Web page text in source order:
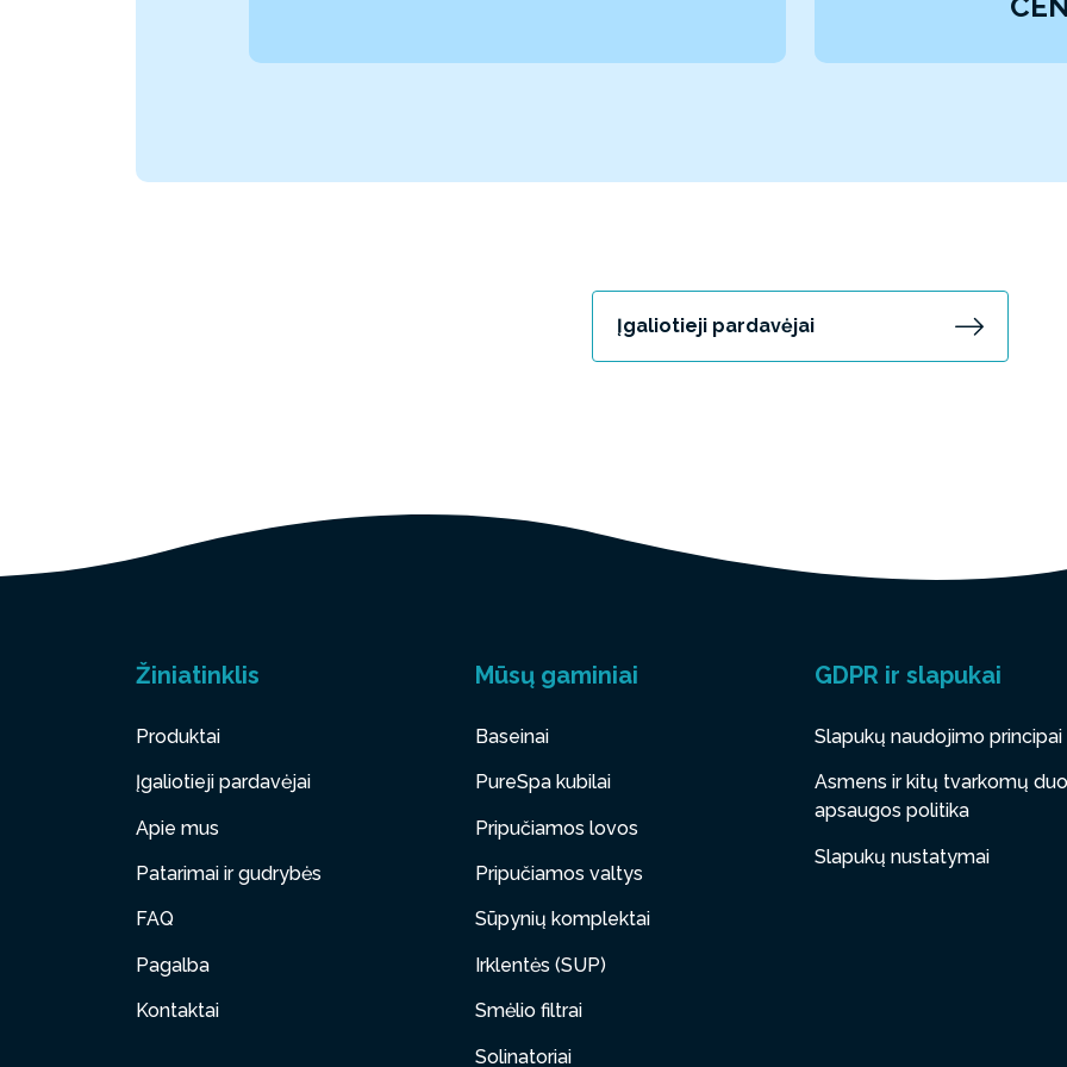
Įgaliotieji pardavėjai
Žiniatinklis
Produktai
Įgaliotieji pardavėjai
Apie mus
Patarimai ir gudrybės
FAQ
Pagalba
Kontaktai
Mūsų gaminiai
Baseinai
PureSpa kubilai
Pripučiamos lovos
Pripučiamos valtys
Sūpynių komplektai
Irklentės (SUP)
Smėlio filtrai
Solinatoriai
GDPR ir slapukai
Slapukų naudojimo principai
Asmens ir kitų tvarkomų
apsaugos politika
Slapukų nustatymai